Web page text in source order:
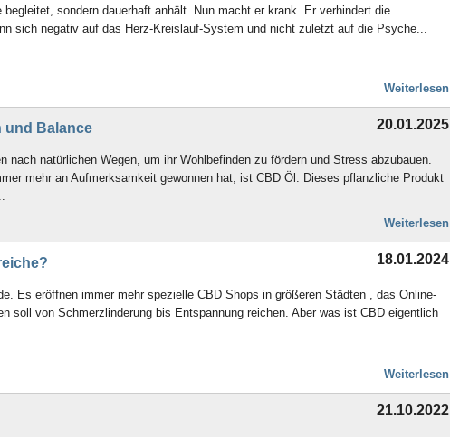
sondern dauerhaft anhält. Nun macht er krank. Er verhindert die
sich negativ auf das Herz-Kreislauf-System und nicht zuletzt auf die Psyche...
Weiterlesen
und Balance 20.01.2025
nach natürlichen Wegen, um ihr Wohlbefinden zu fördern und Stress abzubauen.
mehr an Aufmerksamkeit gewonnen hat, ist CBD Öl. Dieses pflanzliche Produkt
Weiterlesen
18.01.2024
Es eröffnen immer mehr spezielle CBD Shops in größeren Städten , das Online-
soll von Schmerzlinderung bis Entspannung reichen. Aber was ist CBD eigentlich
Weiterlesen
21.10.2022